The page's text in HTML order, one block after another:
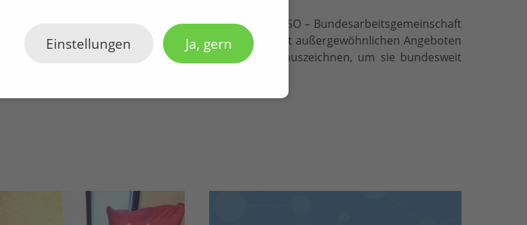
Menschen in Pflegeeinrichtungen“ möchte die BAGSO – Bundesarbeitsgemeinschaft
und Initiativen auszeichnen, die mit außergewöhnlichen Angeboten
will die Arbeitsgemeinschaft gute Beispiele auszeichnen, um sie bundesweit
Nachahmung anzuregen.
Einstellungen Ja, gern